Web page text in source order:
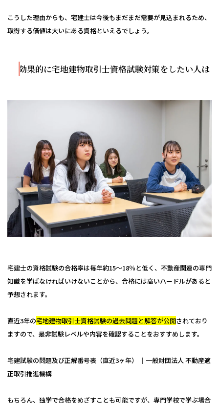
こうした理由からも、宅建士は今後もまだまだ需要が見込まれるため、
取得する価値は大いにある資格といえるでしょう。
効果的に宅地建物取引士資格試験対策をしたい人は
宅建士の資格試験の合格率は毎年約15〜18％と低く、不動産関連の専門
知識を学ばなければいけないことから、合格には高いハードルがあると
予想されます。
直近3年の宅地建物取引士資格試験の過去問題と解答が公開されており
ますので、是非試験レベルや内容を確認することをおすすめします。
宅建試験の問題及び正解番号表（直近3ヶ年） ｜一般財団法人 不動産適
正取引推進機構
もちろん、独学で合格をめざすことも可能ですが、専門学校で学ぶ場合